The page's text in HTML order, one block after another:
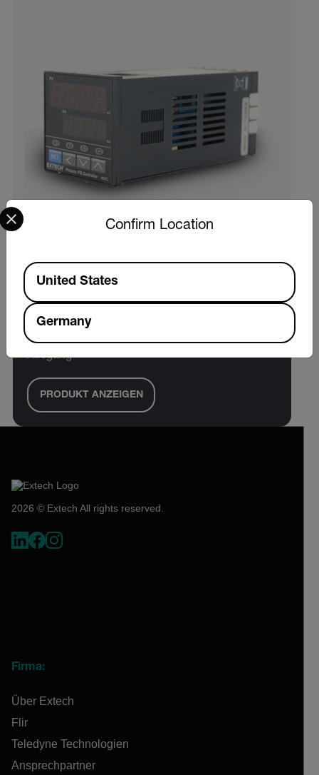
Extech 48VFL13
329,00 € ex. VAT
1/16 DIN-Temperatur-PID-Regler mit 4-20 mA
Ausgang
PRODUKT ANZEIGEN
2026 © Extech All rights reserved.
Firma:
Über Extech
Flir
Teledyne Technologien
Ansprechpartner
Confirm Location
Select your preferred country and language from the
Available Locations
United States
Germany